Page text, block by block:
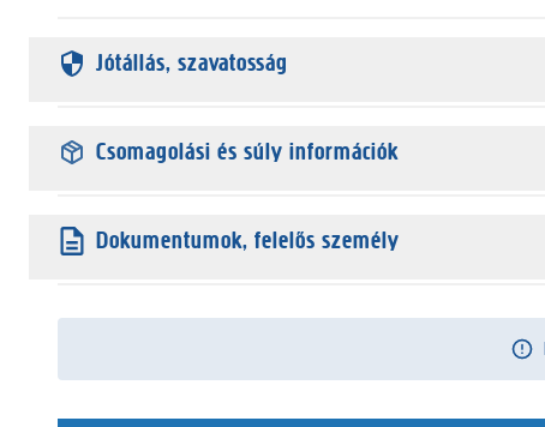
Jótállás, szavatosság
Csomagolási és súly információk
Dokumentumok, felelős személy